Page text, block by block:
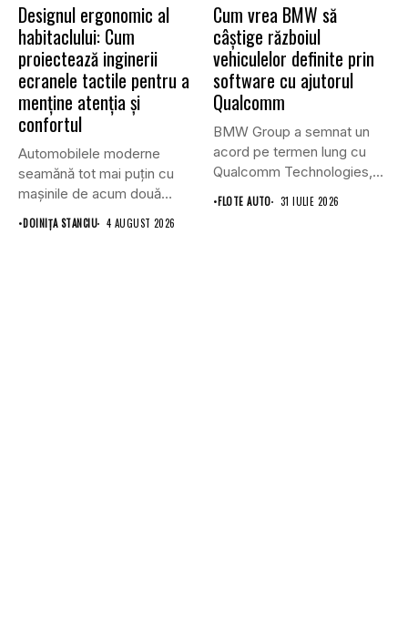
Designul ergonomic al
habitaclului: Cum
proiectează inginerii
ecranele tactile pentru a
menține atenția și
confortul
Automobilele moderne
seamănă tot mai puțin cu
mașinile de acum două
decenii....
•DOINIŢA STANCIU 4 AUGUST 2026
Cum vrea BMW să
câștige războiul
vehiculelor definite prin
software cu ajutorul
Qualcomm
BMW Group a semnat un
acord pe termen lung cu
Qualcomm Technologies,...
•FLOTE AUTO 31 IULIE 2026